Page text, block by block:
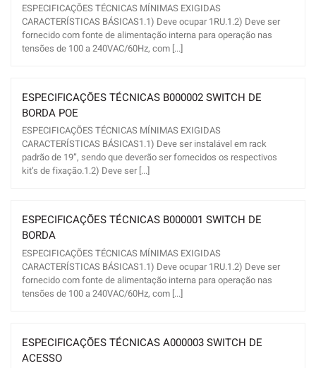
ESPECIFICAÇÕES TÉCNICAS MÍNIMAS EXIGIDAS
CARACTERÍSTICAS BÁSICAS1.1) Deve ocupar 1RU.1.2) Deve ser
fornecido com fonte de alimentação interna para operação nas
tensões de 100 a 240VAC/60Hz, com [...]
ESPECIFICAÇÕES TÉCNICAS B000002 SWITCH DE
BORDA POE
ESPECIFICAÇÕES TÉCNICAS MÍNIMAS EXIGIDAS
CARACTERÍSTICAS BÁSICAS1.1) Deve ser instalável em rack
padrão de 19”, sendo que deverão ser fornecidos os respectivos
kit’s de fixação.1.2) Deve ser [...]
ESPECIFICAÇÕES TÉCNICAS B000001 SWITCH DE
BORDA
ESPECIFICAÇÕES TÉCNICAS MÍNIMAS EXIGIDAS
CARACTERÍSTICAS BÁSICAS1.1) Deve ocupar 1RU.1.2) Deve ser
fornecido com fonte de alimentação interna para operação nas
tensões de 100 a 240VAC/60Hz, com [...]
ESPECIFICAÇÕES TÉCNICAS A000003 SWITCH DE
ACESSO